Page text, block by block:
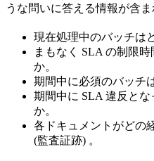
うな問いに答える情報が含ま
現在処理中のバッチは
まもなく SLA の制限
か。
期間中に必須のバッチ
期間中に SLA 違反と
か。
各ドキュメントがどの
(監査証跡) 。